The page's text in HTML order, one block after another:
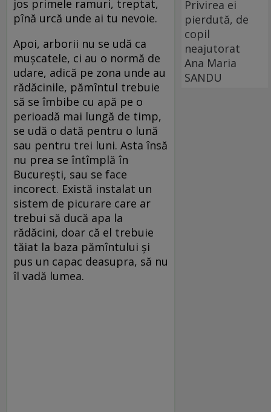
jos primele ramuri, treptat,
pînă urcă unde ai tu nevoie.
Apoi, arborii nu se udă ca
mușcatele, ci au o normă de
udare, adică pe zona unde au
rădăcinile, pămîntul trebuie
să se îmbibe cu apă pe o
perioadă mai lungă de timp,
se udă o dată pentru o lună
sau pentru trei luni. Asta însă
nu prea se întîmplă în
București, sau se face
incorect. Există instalat un
sistem de picurare care ar
trebui să ducă apa la
rădăcini, doar că el trebuie
tăiat la baza pămîntului și
pus un capac deasupra, să nu
îl vadă lumea.
Privirea ei
pierdută, de
copil
neajutorat
Ana Maria
SANDU